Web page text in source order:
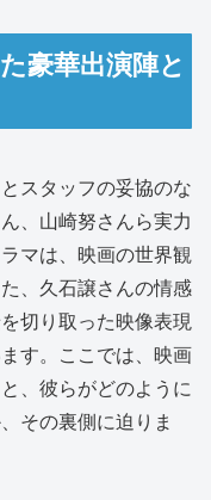
豪華出演陣と
スタッフの妥協のな
、山崎努さんら実力
マは、映画の世界観
、久石譲さんの情感
切り取った映像表現
す。ここでは、映画
、彼らがどのように
その裏側に迫りま